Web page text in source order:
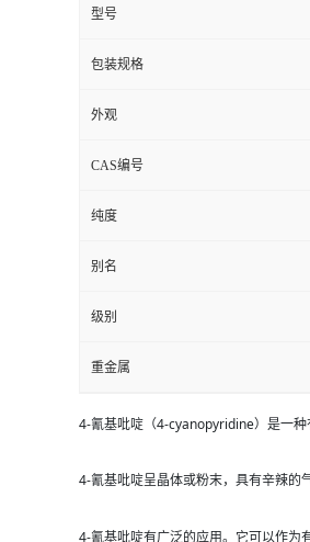
型号
包装规格
外观
CAS编号
纯度
别名
级别
重金属
4-氰基吡啶（4-cyanopyridine）是一种
4-氰基吡啶呈晶体或粉末，具有辛辣的气
4-氰基吡啶有广泛的应用。它可以作为